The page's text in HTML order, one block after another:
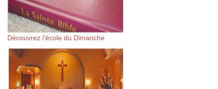
Découvrez l’école du Dimanche